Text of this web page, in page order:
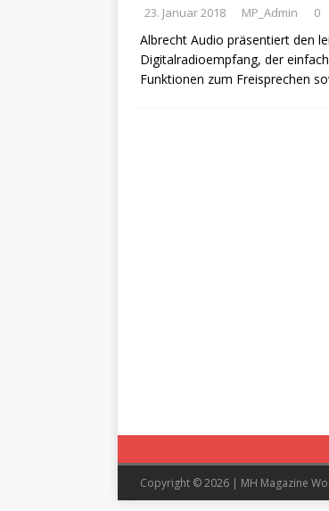
23. Januar 2018 MP_Admin 0
Albrecht Audio präsentiert den
Digitalradioempfang, der
Funktionen zum Freisprechen
Copyright © 2026 | MH Magazine